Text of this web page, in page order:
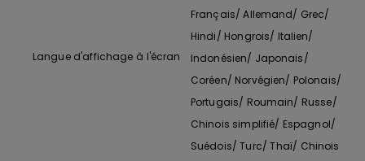
Langue d'affichage à l'écran
Français/ Allemand/ Grec/
Hindi/ Hongrois/ Italien/
Indonésien/ Japonais/
Coréen/ Norvégien/ Polonais/
Portugais/ Roumain/ Russe/
Chinois simplifié/ Espagnol/
Suédois/ Turc/ Thaï/ Chinois